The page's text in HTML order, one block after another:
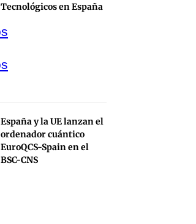
Tecnológicos en España
España y la UE lanzan el
ordenador cuántico
EuroQCS-Spain en el
BSC-CNS